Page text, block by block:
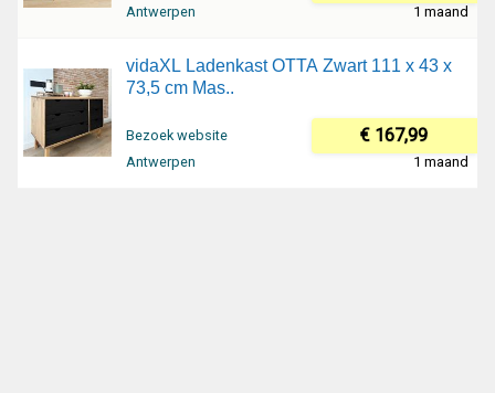
Antwerpen 1 maand
vidaXL Ladenkast OTTA Zwart 111 x 43 x
73,5 cm Mas..
Bezoek website € 167,99
Antwerpen 1 maand